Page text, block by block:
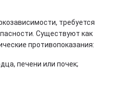
требуется
Существуют как
противопоказания:
печени или почек;